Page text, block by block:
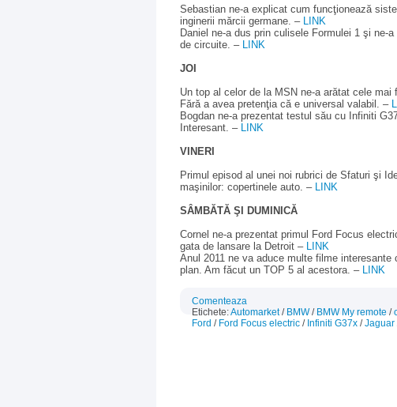
Sebastian ne-a explicat cum funcţionează
inginerii mărcii germane. – LINK
Daniel ne-a dus prin culisele Formulei 1 şi ne-
de circuite. – LINK
JOI
Un top al celor de la MSN ne-a arătat cele
Fără a avea pretenţia că e universal valabil. –
Bogdan ne-a prezentat testul său cu Infiniti
Interesant. – LINK
VINERI
Primul episod al unei noi rubrici de Sfaturi şi
maşinilor: copertinele auto. – LINK
SÂMBĂTĂ ŞI DUMINICĂ
Cornel ne-a prezentat primul Ford Focus
gata de lansare la Detroit – LINK
Anul 2011 ne va aduce multe filme
plan. Am făcut un TOP 5 al acestora. – LINK
Comenteaza
Etichete:Automarket/ BMW/ BMW My remote /
Ford / Ford Focus electric / Infiniti G37x /Jaguar